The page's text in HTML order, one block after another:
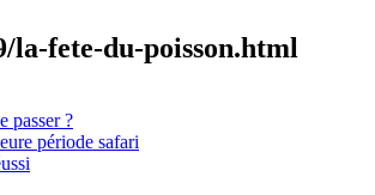
fete-du-poisson.html
passer ?
période safari